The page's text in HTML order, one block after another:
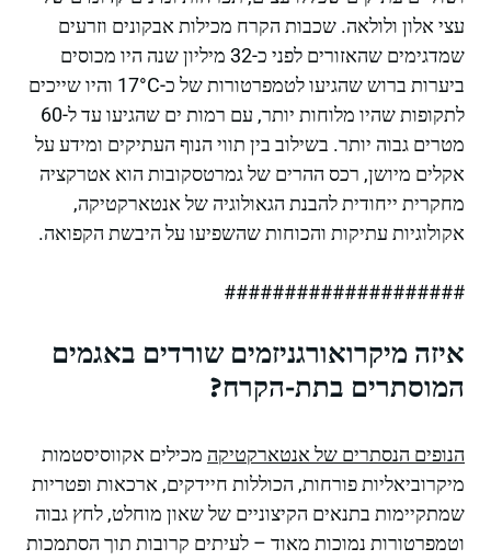
עצי אלון ולולאה. שכבות הקרח מכילות אבקונים וזרעים
שמדגימים שהאזורים לפני כ-32 מיליון שנה היו מכוסים
ביערות ברוש שהגיעו לטמפרטורות של כ-17°C והיו שייכים
לתקופות שהיו מלוחות יותר, עם רמות ים שהגיעו עד ל-60
מטרים גבוה יותר. בשילוב בין תווי הנוף העתיקים ומידע על
אקלים מיושן, רכס ההרים של גמרטסקובות הוא אטרקציה
מחקרית ייחודית להבנת הגאולוגיה של אנטארקטיקה,
אקולוגיות עתיקות והכוחות שהשפיעו על היבשת הקפואה.
####################
איזה מיקרואורגניזמים שורדים באגמים
המוסתרים בתת-הקרח?
הנופים הנסתרים של אנטארקטיקה מכילים אקווסיסטמות
מיקרוביאליות פורחות, הכוללות חיידקים, ארכאות ופטריות
שמתקיימות בתנאים הקיצוניים של שאון מוחלט, לחץ גבוה
וטמפרטורות נמוכות מאוד – לעיתים קרובות תוך הסתמכות